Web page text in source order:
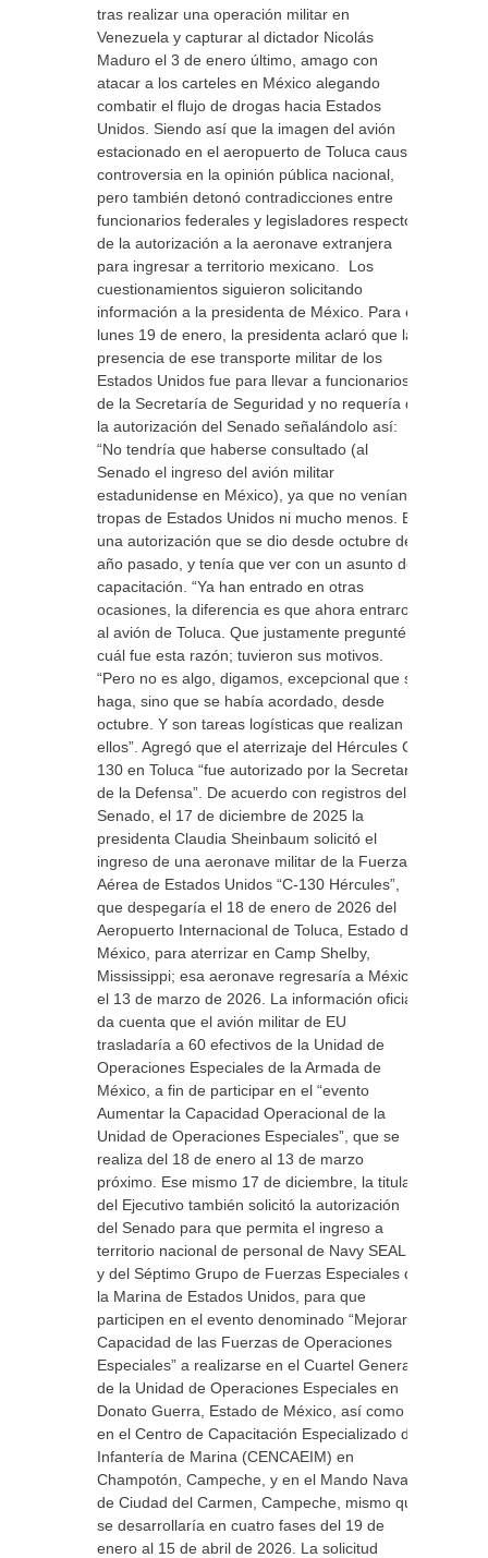
tras realizar una operación militar en
Venezuela y capturar al dictador Nicolás
Maduro el 3 de enero último, amago con
atacar a los carteles en México alegando
combatir el flujo de drogas hacia Estados
Unidos. Siendo así que la imagen del avión
estacionado en el aeropuerto de Toluca causó
controversia en la opinión pública nacional,
pero también detonó contradicciones entre
funcionarios federales y legisladores respecto
de la autorización a la aeronave extranjera
para ingresar a territorio mexicano. Los
cuestionamientos siguieron solicitando
información a la presidenta de México. Para el
lunes 19 de enero, la presidenta aclaró que la
presencia de ese transporte militar de los
Estados Unidos fue para llevar a funcionarios
de la Secretaría de Seguridad y no requería de
la autorización del Senado señalándolo así:
“No tendría que haberse consultado (al
Senado el ingreso del avión militar
estadunidense en México), ya que no venían
tropas de Estados Unidos ni mucho menos. Es
una autorización que se dio desde octubre del
año pasado, y tenía que ver con un asunto de
capacitación. “Ya han entrado en otras
ocasiones, la diferencia es que ahora entraron
al avión de Toluca. Que justamente pregunté
cuál fue esta razón; tuvieron sus motivos.
“Pero no es algo, digamos, excepcional que se
haga, sino que se había acordado, desde
octubre. Y son tareas logísticas que realizan
ellos”. Agregó que el aterrizaje del Hércules C-
130 en Toluca “fue autorizado por la Secretaría
de la Defensa”. De acuerdo con registros del
Senado, el 17 de diciembre de 2025 la
presidenta Claudia Sheinbaum solicitó el
ingreso de una aeronave militar de la Fuerza
Aérea de Estados Unidos “C-130 Hércules”,
que despegaría el 18 de enero de 2026 del
Aeropuerto Internacional de Toluca, Estado de
México, para aterrizar en Camp Shelby,
Mississippi; esa aeronave regresaría a México
el 13 de marzo de 2026. La información oficial
da cuenta que el avión militar de EU
trasladaría a 60 efectivos de la Unidad de
Operaciones Especiales de la Armada de
México, a fin de participar en el “evento
Aumentar la Capacidad Operacional de la
Unidad de Operaciones Especiales”, que se
realiza del 18 de enero al 13 de marzo
próximo. Ese mismo 17 de diciembre, la titular
del Ejecutivo también solicitó la autorización
del Senado para que permita el ingreso a
territorio nacional de personal de Navy SEALS
y del Séptimo Grupo de Fuerzas Especiales de
la Marina de Estados Unidos, para que
participen en el evento denominado “Mejorar la
Capacidad de las Fuerzas de Operaciones
Especiales” a realizarse en el Cuartel General
de la Unidad de Operaciones Especiales en
Donato Guerra, Estado de México, así como
en el Centro de Capacitación Especializado de
Infantería de Marina (CENCAEIM) en
Champotón, Campeche, y en el Mando Naval
de Ciudad del Carmen, Campeche, mismo que
se desarrollaría en cuatro fases del 19 de
enero al 15 de abril de 2026. La solicitud